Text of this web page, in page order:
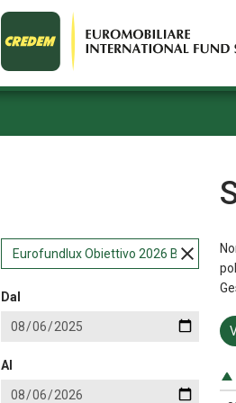
Eurofundlux Obiettivo 2026 B
Dal
Al